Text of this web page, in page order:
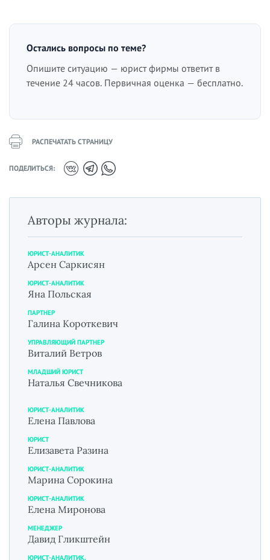
Остались вопросы по теме?
Опишите ситуацию — юрист фирмы ответит в
течение 24 часов. Первичная оценка — бесплатно.
РАСПЕЧАТАТЬ СТРАНИЦУ
ПОДЕЛИТЬСЯ:
Авторы журнала:
ЮРИСТ-АНАЛИТИК
Арсен Саркисян
ЮРИСТ-АНАЛИТИК
Яна Польская
ПАРТНЕР
Галина Короткевич
УПРАВЛЯЮЩИЙ ПАРТНЕР
Виталий Ветров
МЛАДШИЙ ЮРИСТ
Наталья Свечникова
ЮРИСТ-АНАЛИТИК
Елена Павлова
ЮРИСТ
Елизавета Разина
ЮРИСТ-АНАЛИТИК
Марина Сорокина
ЮРИСТ-АНАЛИТИК
Елена Миронова
МЕНЕДЖЕР
Давид Гликштейн
ЮРИСТ-АНАЛИТИК.